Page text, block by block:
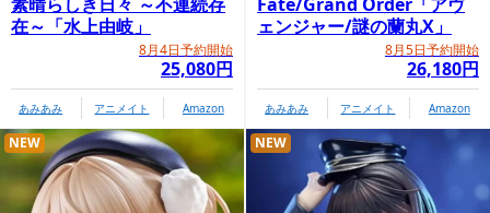
在～「水上由岐」
8月4日予約開始
25,080円
あみあみ アニメイト Amazon
ェンジャー/謎の蘭丸X」
8月5日予約開始
26,180円
あみあみ アニメイト Amazon
NEW NEW